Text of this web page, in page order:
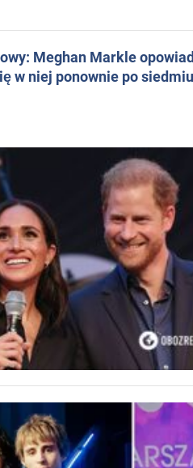
Meghan Markle
w niej ponownie po